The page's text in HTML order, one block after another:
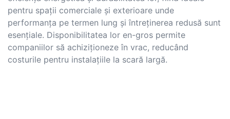
pentru spații comerciale și exterioare unde
performanța pe termen lung și întreținerea redusă sunt
esențiale. Disponibilitatea lor en-gros permite
companiilor să achiziționeze în vrac, reducând
costurile pentru instalațiile la scară largă.